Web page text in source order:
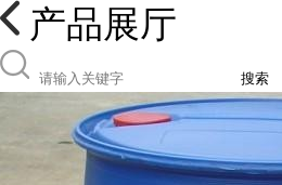
产品展厅
搜索